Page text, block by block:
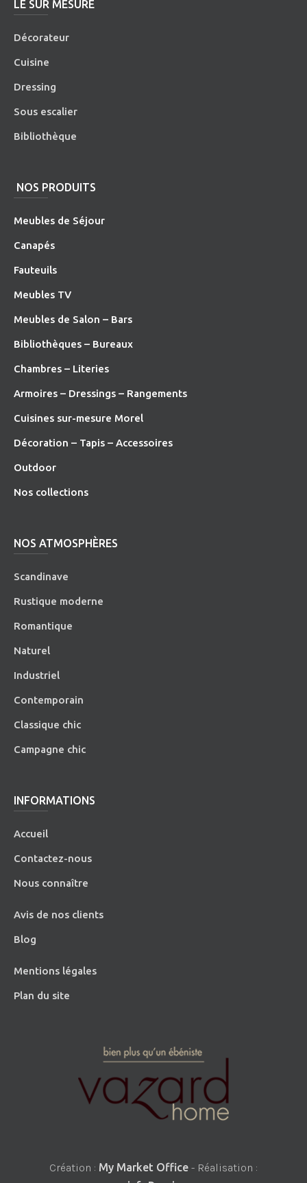
LE SUR MESURE
Décorateur
Cuisine
Dressing
Sous escalier
Bibliothèque
NOS PRODUITS
Meubles de Séjour
Canapés
Fauteuils
Meubles TV
Meubles de Salon – Bars
Bibliothèques – Bureaux
Chambres – Literies
Armoires – Dressings – Rangements
Cuisines sur-mesure Morel
Décoration – Tapis – Accessoires
Outdoor
Nos collections
NOS ATMOSPHÈRES
Scandinave
Rustique moderne
Romantique
Naturel
Industriel
Contemporain
Classique chic
Campagne chic
INFORMATIONS
Accueil
Contactez-nous
Nous connaître
Avis de nos clients
Blog
Mentions légales
Plan du site
Création : My Market Office - Réalisation :